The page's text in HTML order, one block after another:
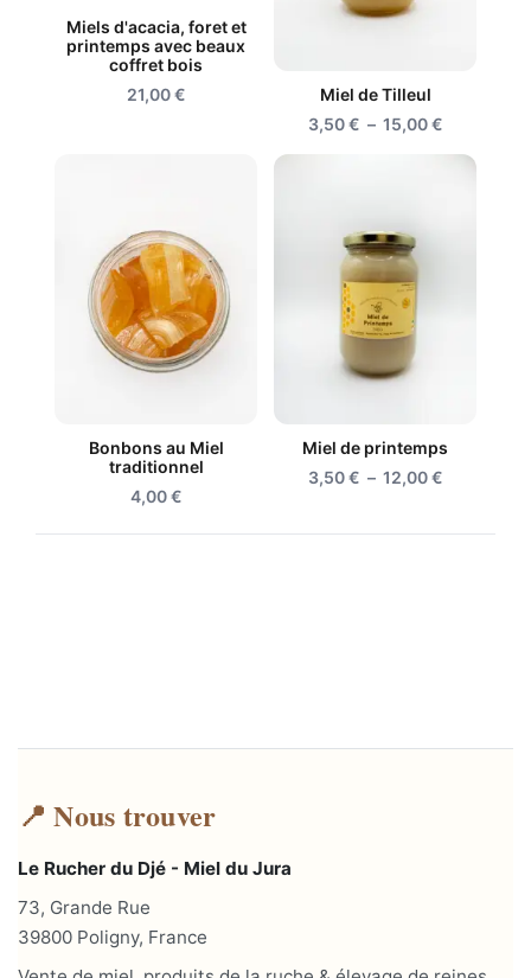
Miels d'acacia, foret et
printemps avec beaux
coffret bois
21,00€
Miel de Tilleul
3,50€ – 15,00€Plage
Bonbons au Miel
traditionnel
4,00€
Miel de printemps
3,50€ – 12,00€Plage
📍 Nous trouver
Le Rucher du Djé - Miel du Jura
73, Grande Rue
39800 Poligny, France